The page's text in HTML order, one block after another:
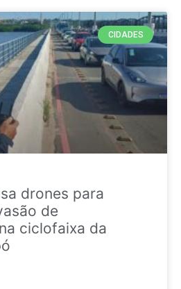
CIDADES
drones para
de
ciclofaixa da